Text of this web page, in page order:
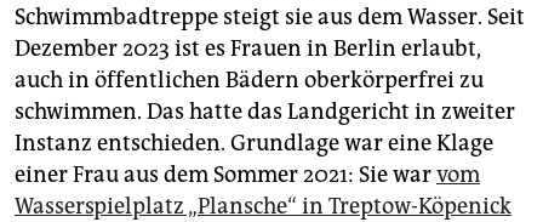
Schwimmbadtreppe steigt sie aus dem Wasser. Seit
Dezember 2023 ist es Frauen in Berlin erlaubt,
auch in öffentlichen Bädern oberkörperfrei zu
schwimmen. Das hatte das Landgericht in zweiter
Instanz entschieden. Grundlage war eine Klage
einer Frau aus dem Sommer 2021: Sie warvom
Wasserspielplatz „Plansche“ in Treptow-Köpenick